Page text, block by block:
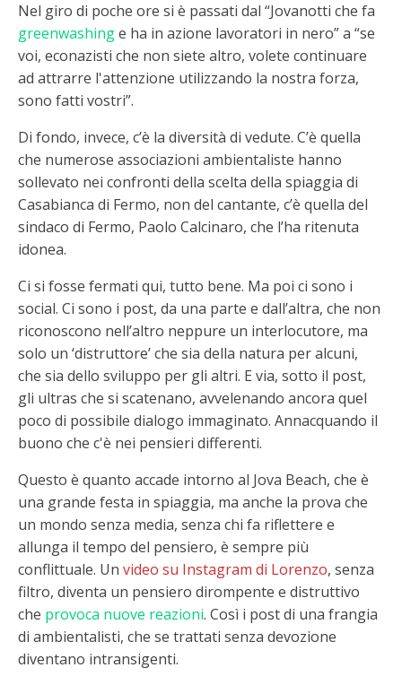
Nel giro di poche ore si è passati dal “Jovanotti che fa
greenwashinge ha in azione lavoratori in nero” a “se
voi, econazisti che non siete altro, volete continuare
ad attrarre l'attenzione utilizzando la nostra forza,
sono fatti vostri”.
Di fondo, invece, c’è la diversità di vedute. C’è quella
che numerose associazioni ambientaliste hanno
sollevato nei confronti della scelta della spiaggia di
Casabianca di Fermo, non del cantante, c’è quella del
sindaco di Fermo, Paolo Calcinaro, che l’ha ritenuta
idonea.
Ci si fosse fermati qui, tutto bene. Ma poi ci sono i
social. Ci sono i post, da una parte e dall’altra, che non
riconoscono nell’altro neppure un interlocutore, ma
solo un ‘distruttore’ che sia della natura per alcuni,
che sia dello sviluppo per gli altri. E via, sotto il post,
gli ultras che si scatenano, avvelenando ancora quel
poco di possibile dialogo immaginato. Annacquando il
buono che c'è nei pensieri differenti.
Questo è quanto accade intorno al Jova Beach, che è
una grande festa in spiaggia, ma anche la prova che
un mondo senza media, senza chi fa riflettere e
allunga il tempo del pensiero, è sempre più
conflittuale. Un video su Instagram di Lorenzo, senza
filtro, diventa un pensiero dirompente e distruttivo
che provoca nuove reazioni. Così i post di una frangia
di ambientalisti, che se trattati senza devozione
diventano intransigenti.